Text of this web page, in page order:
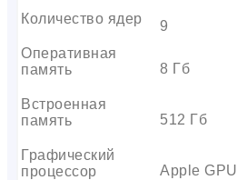
Количество ядер
9
Оперативная
память
8 Гб
Встроенная
память
512 Гб
Графический
процессор
Apple GPU